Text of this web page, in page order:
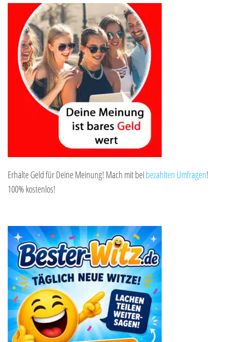
Erhalte Geld für Deine Meinung! Mach mit beibezahlten Umfragen!
100% kostenlos!